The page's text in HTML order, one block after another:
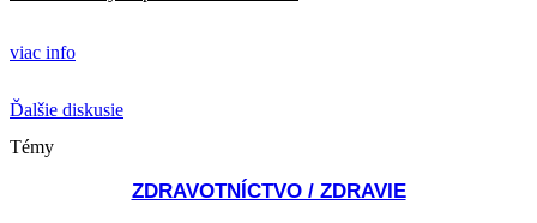
viac info
Ďalšie diskusie
Témy
ZDRAVOTNÍCTVO / ZDRAVIE